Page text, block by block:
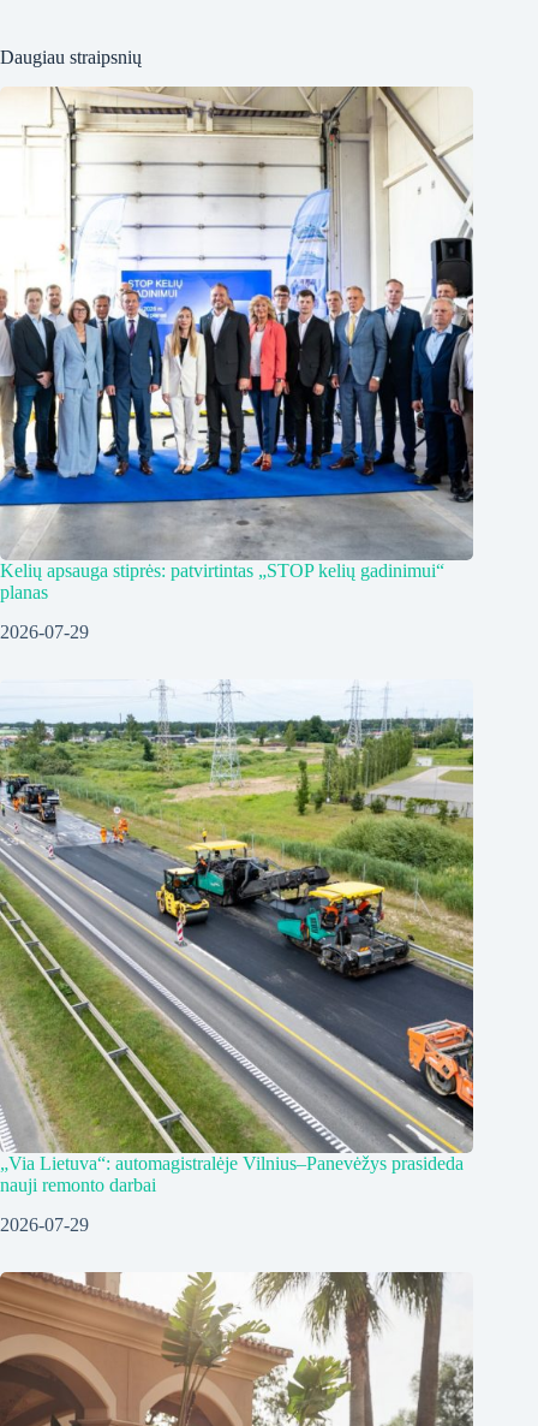
Daugiau straipsnių
Kelių apsauga stiprės: patvirtintas „STOP kelių gadinimui“
planas
2026-07-29
„Via Lietuva“: automagistralėje Vilnius–Panevėžys prasideda
nauji remonto darbai
2026-07-29